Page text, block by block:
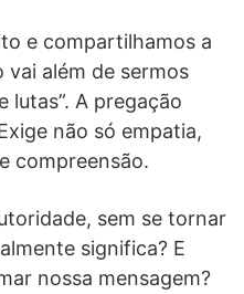
e compartilhamos a
vai além de sermos
lutas”. A pregação
não só empatia,
compreensão.
sem se tornar
significa? E
nossa mensagem?